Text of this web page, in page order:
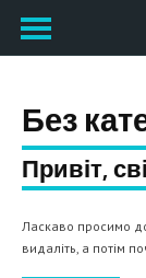
Без
Привіт,
Ласкаво просимо
видаліть, а потім